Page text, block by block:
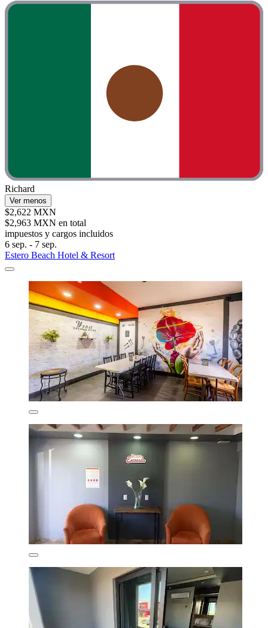
Richard
Ver menos
$2,622 MXN
$2,963 MXN en total
impuestos y cargos incluidos
6 sep. - 7 sep.
Estero Beach Hotel & Resort